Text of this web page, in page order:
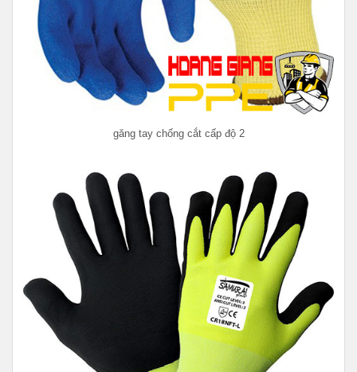
găng tay chống cắt cấp độ 2